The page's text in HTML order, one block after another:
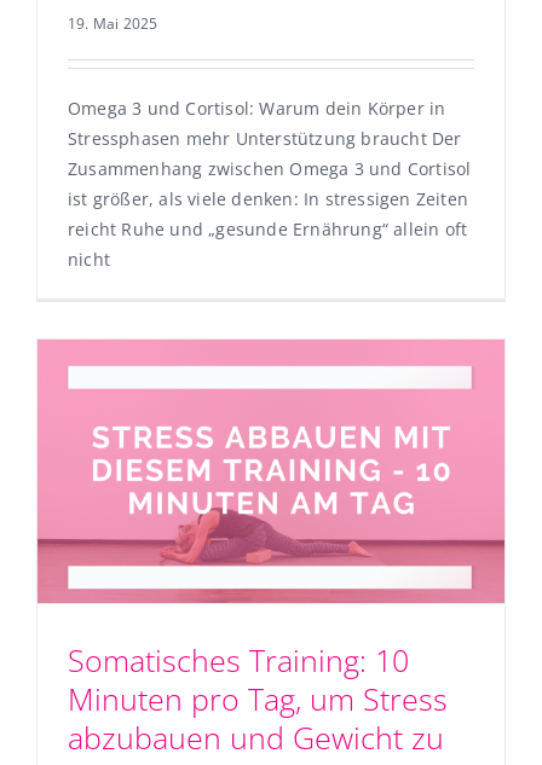
19. Mai 2025
Omega 3 und Cortisol: Warum dein Körper in
Stressphasen mehr Unterstützung braucht Der
Zusammenhang zwischen Omega 3 und Cortisol
ist größer, als viele denken: In stressigen Zeiten
reicht Ruhe und „gesunde Ernährung“ allein oft
nicht
Somatisches Training: 10
Minuten pro Tag, um Stress
abzubauen und Gewicht zu